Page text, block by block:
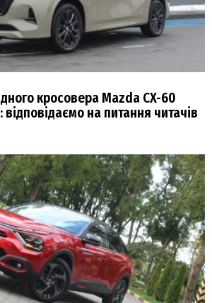
кросовера Mazda CX-60
на питання читачів